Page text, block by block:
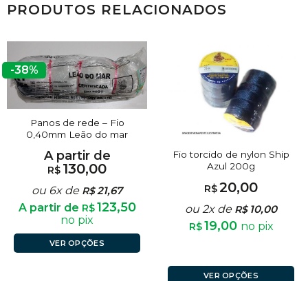
PRODUTOS RELACIONADOS
-38%
Panos de rede – Fio
0,40mm Leão do mar
A partir de
R$ 130,00
ou 6x de R$21,67
A partir de R$123,50
no pix
VER OPÇÕES
Fio torcido de nylon Ship
Azul 200g
R$20,00
ou 2x de R$ 10,00
R$19,00 no pix
VER OPÇÕES